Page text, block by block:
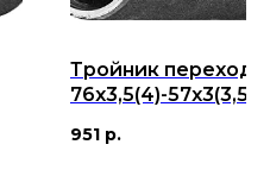
Тройник
76x3,5(4)-57x3(3,5)
17376-2001
951 р.